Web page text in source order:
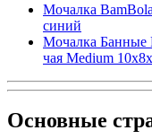
Мочалка
синий
Мочалка Банные
чая Medium
Основные